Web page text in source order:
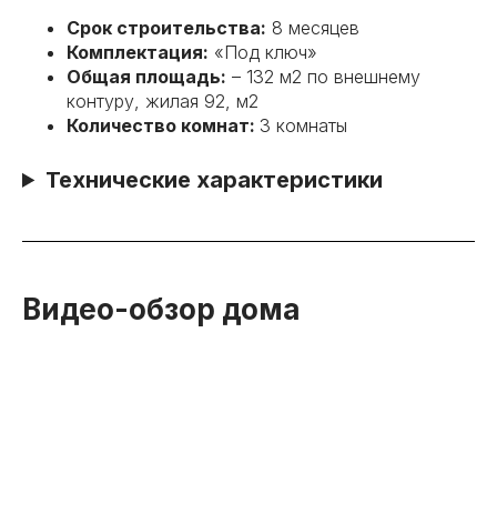
Срок строительства: 8 месяцев
Комплектация: «Под ключ»
Общая площадь: – 132 м2 по внешнему
контуру, жилая 92, м2
Количество комнат: 3 комнаты
Технические характеристики
Видео-обзор дома